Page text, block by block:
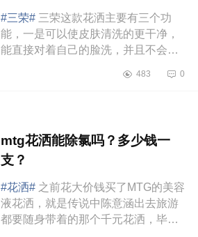
#三荣# 三荣这款花洒主要有三个功
能，一是可以使皮肤清洗的更干净，
能直接对着自己的脸洗，并且不会对
压的控制达到减少对肌肤的损伤，...
483 0
mtg花洒能除氯吗？多少钱一
支？
#花洒# 之前花大价钱买了MTG的美容
液花洒，就是传说中陈意涵出去旅游
都要随身带着的那个千元花洒，毕竟